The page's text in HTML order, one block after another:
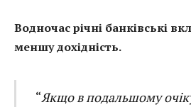
Водночас річні банківські
меншу дохідність.
“Якщо в подальшому